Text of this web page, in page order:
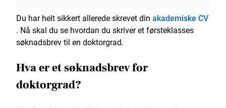
Du har helt sikkert allerede skrevet din akademiske CV
. Nå skal du se hvordan du skriver et førsteklasses
søknadsbrev til en doktorgrad.
Hva er et søknadsbrev for
doktorgrad?